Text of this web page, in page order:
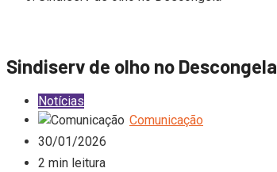
Sindiserv de olho no Descongela
Notícias
Comunicação
30/01/2026
2 min leitura